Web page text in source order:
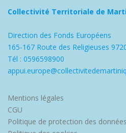
Collectivité Territoriale de
Direction des Fonds Européens
165-167 Route des Religieuses
Tél : 0596598900
Mentions légales
CGU
Politique de protection des données